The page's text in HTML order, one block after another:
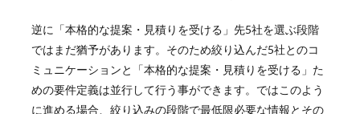
逆に「本格的な提案・見積りを受ける」先5社を選ぶ段階
ではまだ猶予があります。そのため絞り込んだ5社とのコ
ミュニケーションと「本格的な提案・見積りを受ける」た
めの要件定義は並行して行う事ができます。ではこのよう
に進める場合、絞り込みの段階で最低限必要な情報とその